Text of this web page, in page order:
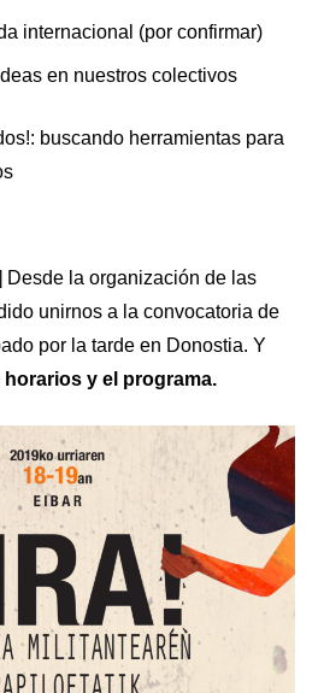
internacional (por confirmar)
en nuestros colectivos
buscando herramientas para
Desde la organización de las
unirnos a la convocatoria de
por la tarde en Donostia. Y
y el programa.